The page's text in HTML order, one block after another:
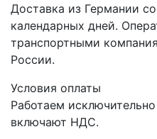
Доставка из Германии
календарных дней.
транспортными
России.
Условия оплаты
Работаем
включают НДС.